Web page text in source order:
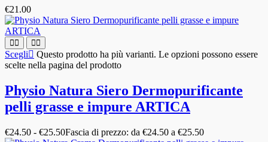
€21.00
Scegli
Questo prodotto ha più varianti. Le opzioni possono essere
scelte nella pagina del prodotto
Physio Natura Siero Dermopurificante
pelli grasse e impure ARTICA
€24.50 - €25.50Fascia di prezzo: da €24.50 a €25.50